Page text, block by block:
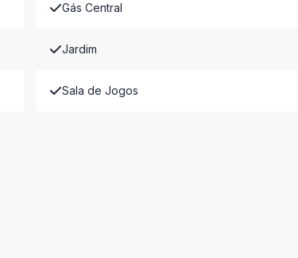
Gás Central
Jardim
Sala de Jogos